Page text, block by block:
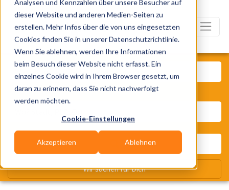
Analysen und Kennzahlen über unsere Besucher auf
dieser Website und anderen Medien-Seiten zu
erstellen. Mehr Infos über die von uns eingesetzten
Cookies finden Sie in unserer Datenschutzrichtlinie.
Wenn Sie ablehnen, werden Ihre Informationen
beim Besuch dieser Website nicht erfasst. Ein
einzelnes Cookie wird in Ihrem Browser gesetzt, um
daran zu erinnern, dass Sie nicht nachverfolgt
werden möchten.
Cookie-Einstellungen
Akzeptieren Ablehnen
Was? Künstler, Zelte, Bands,
Wir suchen für Dich